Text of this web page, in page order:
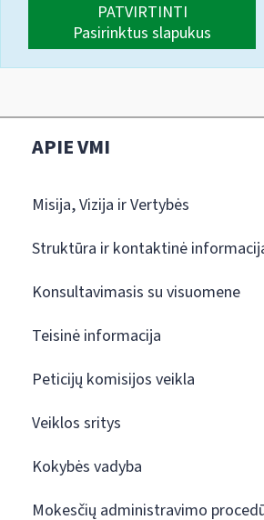
PATVIRTINTI
Pasirinktus slapukus
APIE VMI
Misija, Vizija ir Vertybės
Struktūra ir kontaktinė
Konsultavimasis su visuomene
Teisinė informacija
Peticijų komisijos veikla
Veiklos sritys
Kokybės vadyba
Mokesčių administravimo